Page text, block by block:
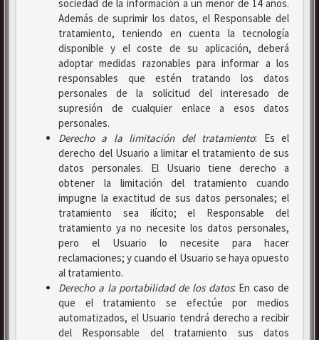
sociedad de la información a un menor de 14 años.
Además de suprimir los datos, el Responsable del
tratamiento, teniendo en cuenta la tecnología
disponible y el coste de su aplicación, deberá
adoptar medidas razonables para informar a los
responsables que estén tratando los datos
personales de la solicitud del interesado de
supresión de cualquier enlace a esos datos
personales.
Derecho a la limitación del tratamiento: Es el
derecho del Usuario a limitar el tratamiento de sus
datos personales. El Usuario tiene derecho a
obtener la limitación del tratamiento cuando
impugne la exactitud de sus datos personales; el
tratamiento sea ilícito; el Responsable del
tratamiento ya no necesite los datos personales,
pero el Usuario lo necesite para hacer
reclamaciones; y cuando el Usuario se haya opuesto
al tratamiento.
Derecho a la portabilidad de los datos: En caso de
que el tratamiento se efectúe por medios
automatizados, el Usuario tendrá derecho a recibir
del Responsable del tratamiento sus datos